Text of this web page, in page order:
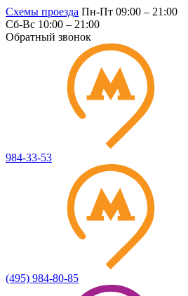
Схемы проезда Пн-Пт 09:00 – 21:00
Сб-Вс 10:00 – 21:00
Обратный звонок
984-33-53
(495) 984-80-85